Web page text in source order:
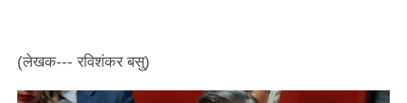
(लेखक--- रविशंकर बसु)